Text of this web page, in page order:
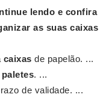
lendo e confira
as suas caixas
caixas de papelão. ...
paletes. ...
de validade. ...